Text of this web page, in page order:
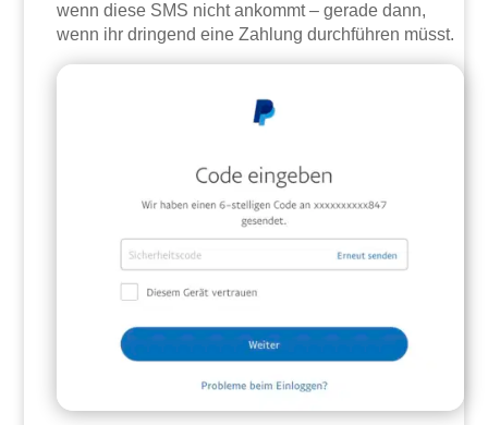
wenn diese SMS nicht ankommt – gerade dann,
wenn ihr dringend eine Zahlung durchführen müsst.